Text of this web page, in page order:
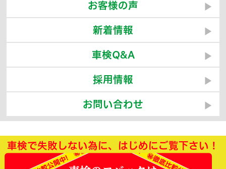
お客様の声
新着情報
車検Q&A
採用情報
お問い合わせ
車検で失敗しない為に、はじめにご覧下さい！